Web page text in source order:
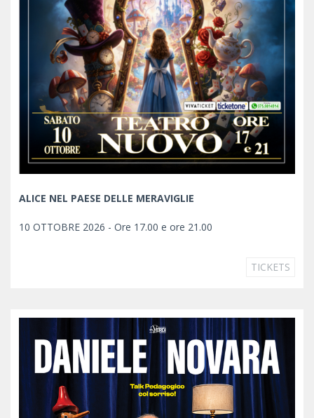
ALICE NEL PAESE DELLE MERAVIGLIE
10 OTTOBRE 2026 - Ore 17.00 e ore 21.00
TICKETS